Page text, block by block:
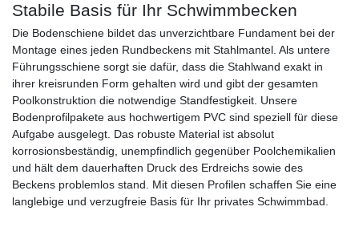
Stabile Basis für Ihr Schwimmbecken
Die Bodenschiene bildet das unverzichtbare Fundament bei der
Montage eines jeden Rundbeckens mit Stahlmantel. Als untere
Führungsschiene sorgt sie dafür, dass die Stahlwand exakt in
ihrer kreisrunden Form gehalten wird und gibt der gesamten
Poolkonstruktion die notwendige Standfestigkeit. Unsere
Bodenprofilpakete aus hochwertigem PVC sind speziell für diese
Aufgabe ausgelegt. Das robuste Material ist absolut
korrosionsbeständig, unempfindlich gegenüber Poolchemikalien
und hält dem dauerhaften Druck des Erdreichs sowie des
Beckens problemlos stand. Mit diesen Profilen schaffen Sie eine
langlebige und verzugfreie Basis für Ihr privates Schwimmbad.